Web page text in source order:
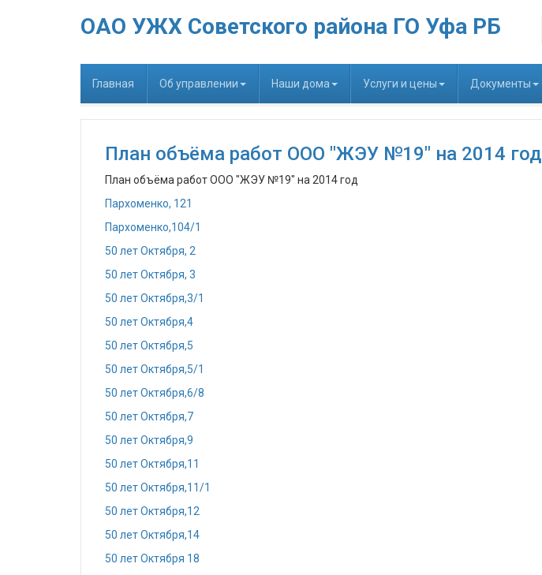
ОАО УЖХ Советского района ГО Уфа РБ
Главная Об управлении Наши дома Услуги и цены Документы
План объёма работ ООО "ЖЭУ №19" на 2014 год
План объёма работ ООО "ЖЭУ №19" на 2014 год
Пархоменко, 121
Пархоменко,104/1
50 лет Октября, 2
50 лет Октября, 3
50 лет Октября,3/1
50 лет Октября,4
50 лет Октября,5
50 лет Октября,5/1
50 лет Октября,6/8
50 лет Октября,7
50 лет Октября,9
50 лет Октября,11
50 лет Октября,11/1
50 лет Октября,12
50 лет Октября,14
50 лет Октября 18